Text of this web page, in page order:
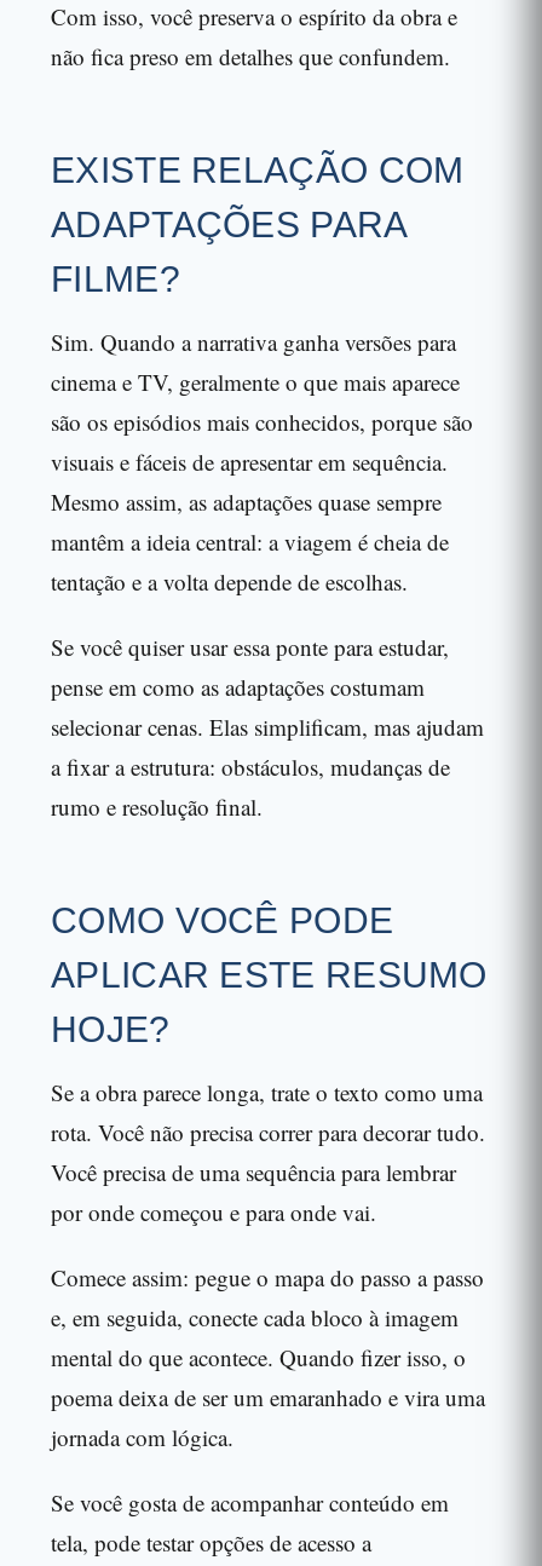
Com isso, você preserva o espírito da obra e
não fica preso em detalhes que confundem.
EXISTE RELAÇÃO COM
ADAPTAÇÕES PARA
FILME?
Sim. Quando a narrativa ganha versões para
cinema e TV, geralmente o que mais aparece
são os episódios mais conhecidos, porque são
visuais e fáceis de apresentar em sequência.
Mesmo assim, as adaptações quase sempre
mantêm a ideia central: a viagem é cheia de
tentação e a volta depende de escolhas.
Se você quiser usar essa ponte para estudar,
pense em como as adaptações costumam
selecionar cenas. Elas simplificam, mas ajudam
a fixar a estrutura: obstáculos, mudanças de
rumo e resolução final.
COMO VOCÊ PODE
APLICAR ESTE RESUMO
HOJE?
Se a obra parece longa, trate o texto como uma
rota. Você não precisa correr para decorar tudo.
Você precisa de uma sequência para lembrar
por onde começou e para onde vai.
Comece assim: pegue o mapa do passo a passo
e, em seguida, conecte cada bloco à imagem
mental do que acontece. Quando fizer isso, o
poema deixa de ser um emaranhado e vira uma
jornada com lógica.
Se você gosta de acompanhar conteúdo em
tela, pode testar opções de acesso a